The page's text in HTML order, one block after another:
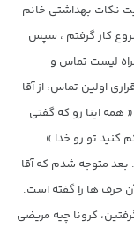
نکات بهداشتی خانم
کار گرفتم ، سپس
لیست تماس و
اولین تماس، از آقا
همه اینا رو که گفتی
تو رو خدا ».
متوجه شدم که آقا
حرف ها را گفته است.
کرونا چیه مریضی